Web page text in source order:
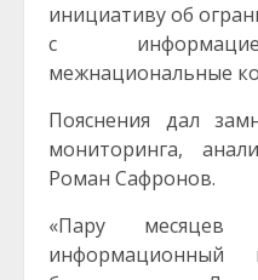
инициативу об
с
межнациональные
Пояснения дал
мониторинга,
Роман Сафронов.
«Пару